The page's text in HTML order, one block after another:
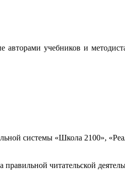
учебников и
системы «Школа 2100»,
читательской